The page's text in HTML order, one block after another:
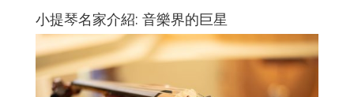
小提琴名家介紹: 音樂界的巨星